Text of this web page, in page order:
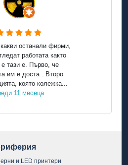
останали фирми,
работата както
е тази е. Първо, че
им е доста . Второ
която колежка...
11 месеца
и LED принтери